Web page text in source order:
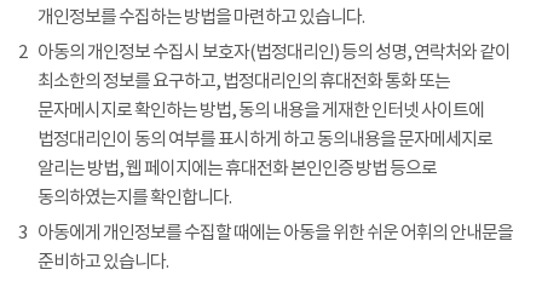
개인정보를 수집하는 방법을 마련하고 있습니다.
2 아동의 개인정보 수집시 보호자(법정대리인) 등의 성명, 연락처와 같이
최소한의 정보를 요구하고, 법정대리인의 휴대전화 통화 또는
문자메시지로 확인하는 방법, 동의 내용을 게재한 인터넷 사이트에
법정대리인이 동의 여부를 표시하게 하고 동의내용을 문자메세지로
알리는 방법, 웹 페이지에는 휴대전화 본인인증 방법 등으로
동의하였는지를 확인합니다.
3 아동에게 개인정보를 수집할 때에는 아동을 위한 쉬운 어휘의 안내문을
준비하고 있습니다.